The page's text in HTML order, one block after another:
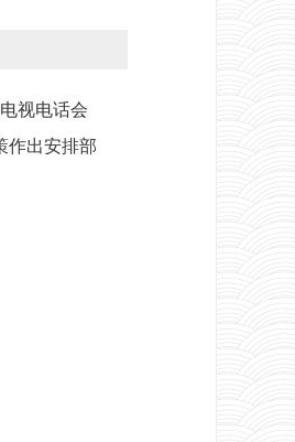
视电话会
作出安排部